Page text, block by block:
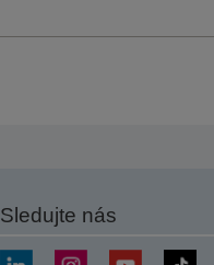
Sledujte nás